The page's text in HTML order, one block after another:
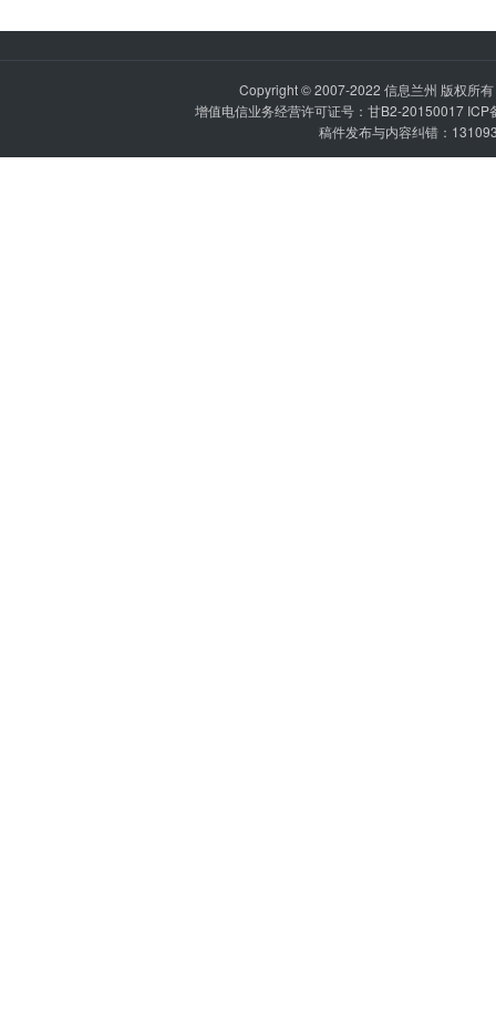
Copyright © 2007-2022 信息兰州 版权所
增值电信业务经营许可证号：甘B2-20150017 ICP
稿件发布与内容纠错：